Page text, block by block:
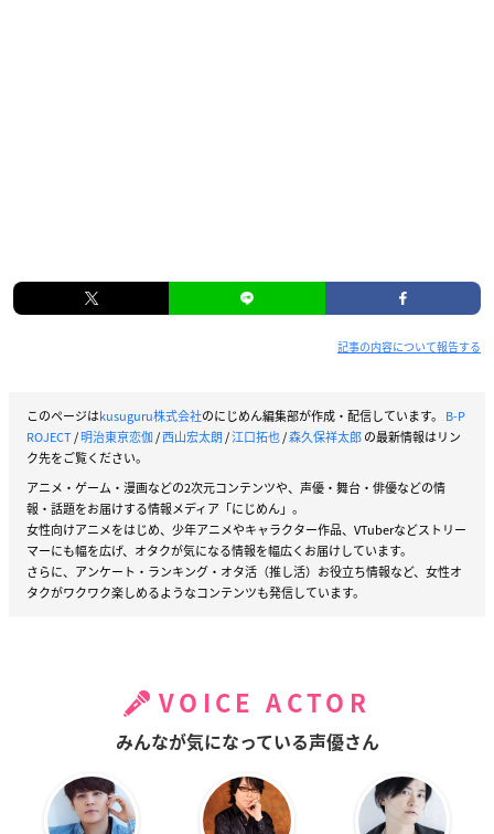
記事の内容について報告する
このページはkusuguru株式会社のにじめん編集部が作成・配信しています。 B-P
ROJECT/明治東亰恋伽/西山宏太朗/江口拓也/森久保祥太郎の最新情報はリン
ク先をご覧ください。
アニメ・ゲーム・漫画などの2次元コンテンツや、声優・舞台・俳優などの情
報・話題をお届けする情報メディア「にじめん」。
女性向けアニメをはじめ、少年アニメやキャラクター作品、VTuberなどストリー
マーにも幅を広げ、オタクが気になる情報を幅広くお届けしています。
さらに、アンケート・ランキング・オタ活（推し活）お役立ち情報など、女性オ
タクがワクワク楽しめるようなコンテンツも発信しています。
VOICE ACTOR
みんなが気になっている声優さん